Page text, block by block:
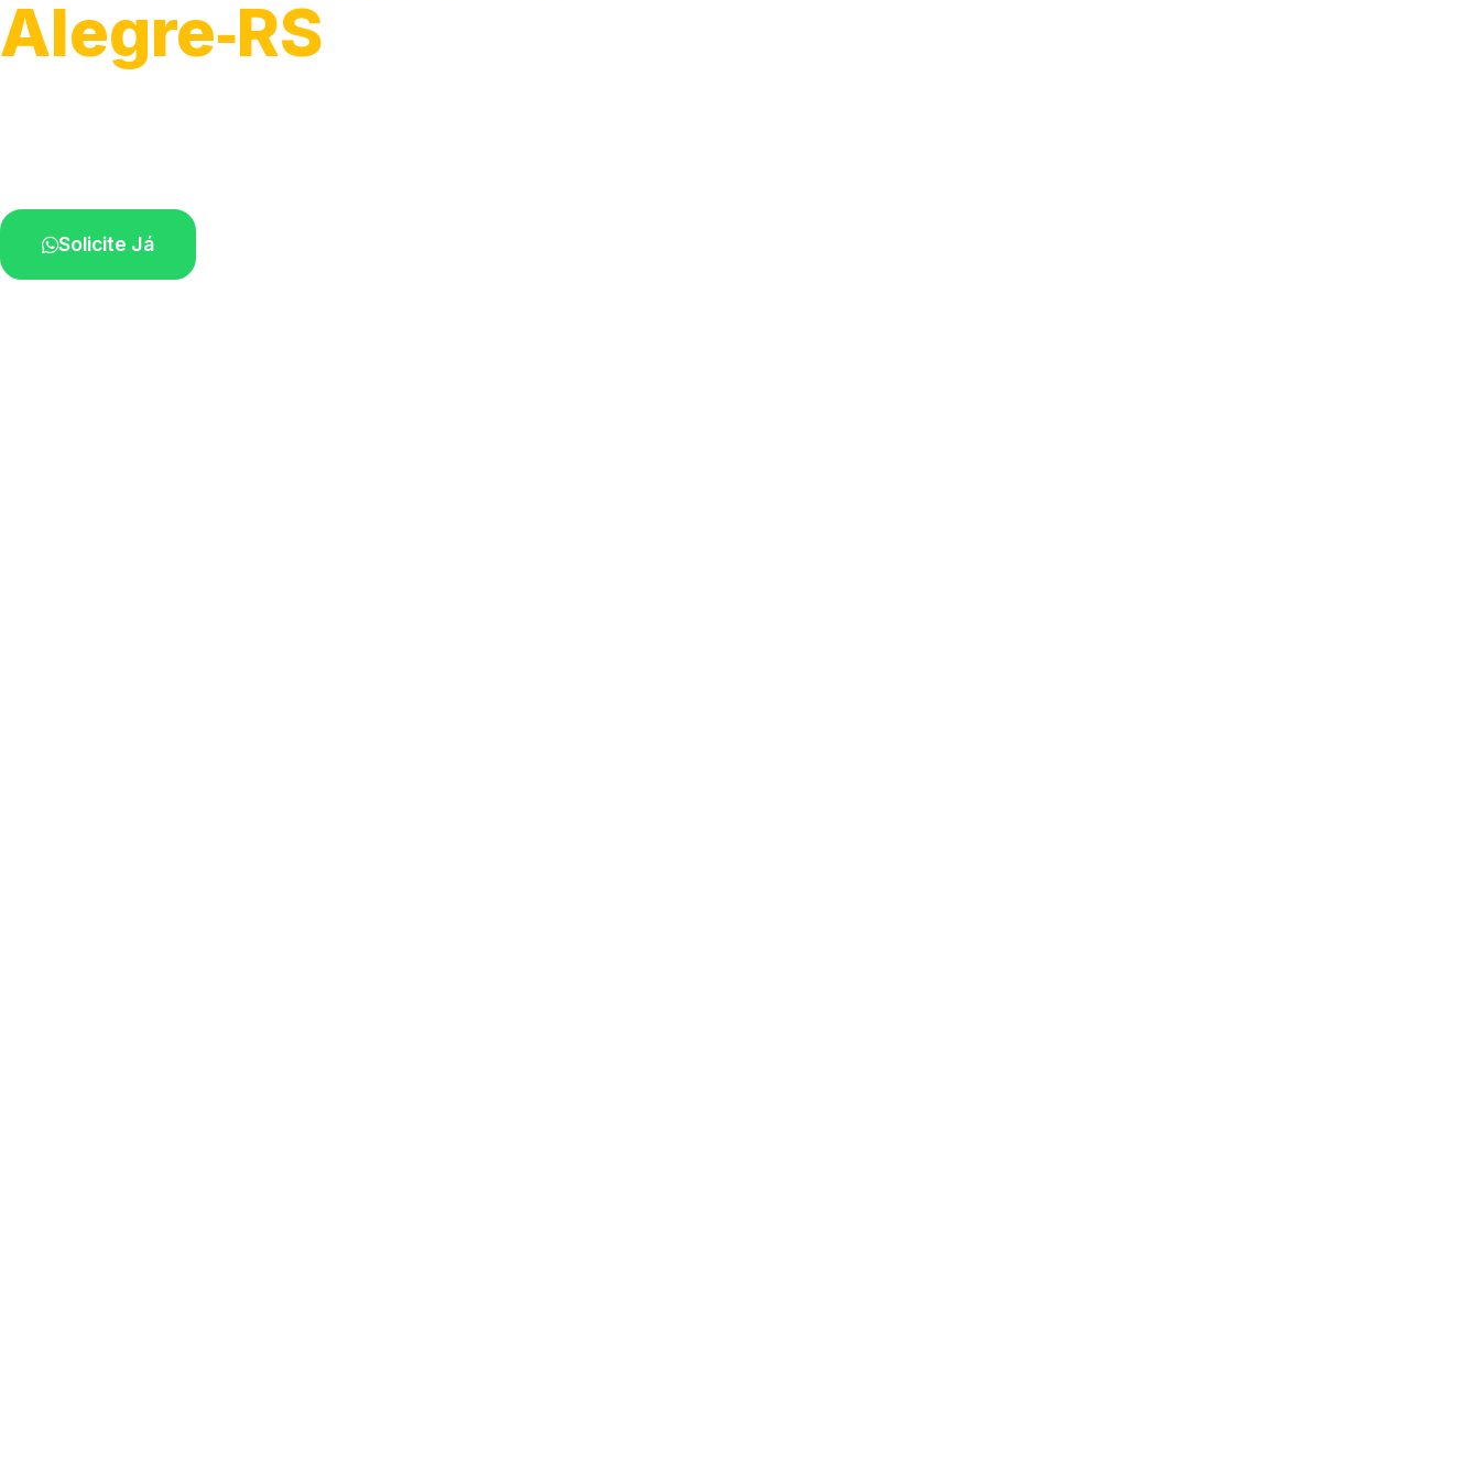
Alegre‑RS
Solicite Já